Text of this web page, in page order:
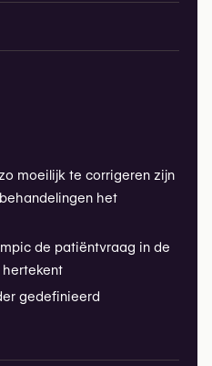
moeilijk te corrigeren zijn
het
de patiëntvraag in de
gedefinieerd